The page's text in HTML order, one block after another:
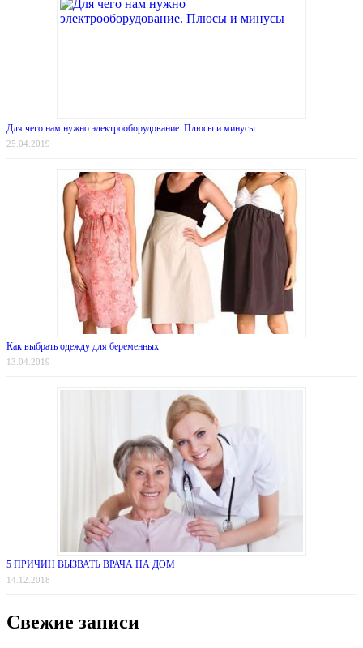
Для чего нам нужно электрооборудование. Плюсы и минусы
25.04.2019
Как выбрать одежду для беременных
13.04.2019
5 ПРИЧИН ВЫЗВАТЬ ВРАЧА НА ДОМ
14.12.2018
Свежие записи